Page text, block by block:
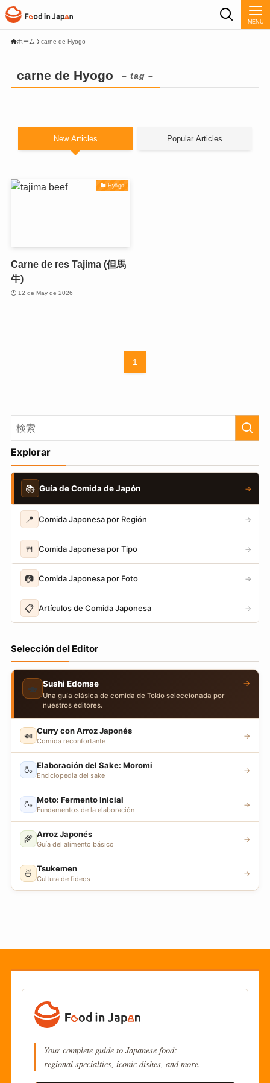
MENU
ホーム carne de Hyogo
carne de Hyogo – tag –
New Articles Popular Articles
Hyōgo
Carne de res Tajima (但馬
牛)
12 de May de 2026
1
Explorar
📚 Guía de Comida de Japón →
📍 Comida Japonesa por Región →
🍴 Comida Japonesa por Tipo →
📷 Comida Japonesa por Foto →
📋 Artículos de Comida Japonesa →
Selección del Editor
🍣 Sushi Edomae
Una guía clásica de comida de Tokio seleccionada por
nuestros editores.
→
🍛 Curry con Arroz Japonés
Comida reconfortante
→
🍶 Elaboración del Sake: Moromi
Enciclopedia del sake
→
🍶 Moto: Fermento Inicial
Fundamentos de la elaboración
→
🌾 Arroz Japonés
Guía del alimento básico
→
🍜 Tsukemen
Cultura de fideos
→
Your complete guide to Japanese food:
regional specialties, iconic dishes, and more.